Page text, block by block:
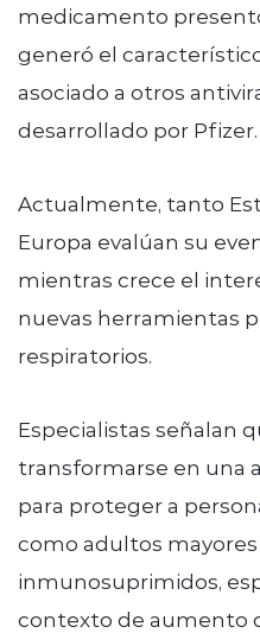
medicamento
generó el
asociado a otros
desarrollado por Pfizer.
Actualmente, tanto
Europa evalúan su
mientras crece el
nuevas herramientas
respiratorios.
Especialistas señalan
transformarse en una
para proteger a
como adultos
inmunosuprimidos,
contexto de aumento